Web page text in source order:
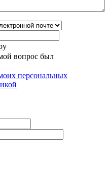
вопрос был
персональных